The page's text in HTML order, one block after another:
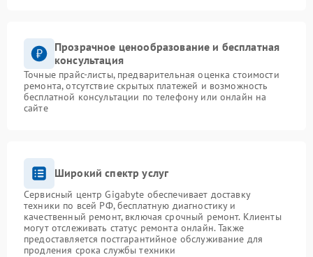
Прозрачное ценообразование и бесплатная
консультация
Точные прайс-листы, предварительная оценка стоимости
ремонта, отсутствие скрытых платежей и возможность
бесплатной консультации по телефону или онлайн на
сайте
Широкий спектр услуг
Сервисный центр Gigabyte обеспечивает доставку
техники по всей РФ, бесплатную диагностику и
качественный ремонт, включая срочный ремонт. Клиенты
могут отслеживать статус ремонта онлайн. Также
предоставляется постгарантийное обслуживание для
продления срока службы техники